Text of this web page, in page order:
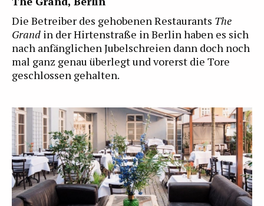
Die Betreiber des gehobenen Restaurants The
Grand in der Hirtenstraße in Berlin haben es sich
nach anfänglichen Jubelschreien dann doch noch
mal ganz genau überlegt und vorerst die Tore
geschlossen gehalten.